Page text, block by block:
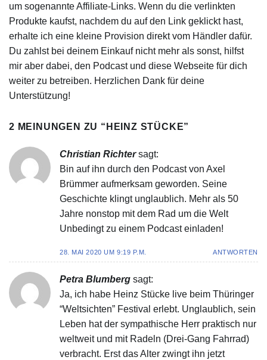
um sogenannte Affiliate-Links. Wenn du die verlinkten
Produkte kaufst, nachdem du auf den Link geklickt hast,
erhalte ich eine kleine Provision direkt vom Händler dafür.
Du zahlst bei deinem Einkauf nicht mehr als sonst, hilfst
mir aber dabei, den Podcast und diese Webseite für dich
weiter zu betreiben. Herzlichen Dank für deine
Unterstützung!
2 MEINUNGEN ZU “ HEINZ STÜCKE”
Christian Richter sagt:
Bin auf ihn durch den Podcast von Axel
Brümmer aufmerksam geworden. Seine
Geschichte klingt unglaublich. Mehr als 50
Jahre nonstop mit dem Rad um die Welt
Unbedingt zu einem Podcast einladen!
28. MAI 2020 UM 9:19 P.M. ANTWORTEN
Petra Blumberg sagt:
Ja, ich habe Heinz Stücke live beim Thüringer
“Weltsichten” Festival erlebt. Unglaublich, sein
Leben hat der sympathische Herr praktisch nur
weltweit und mit Radeln (Drei-Gang Fahrrad)
verbracht. Erst das Alter zwingt ihn jetzt